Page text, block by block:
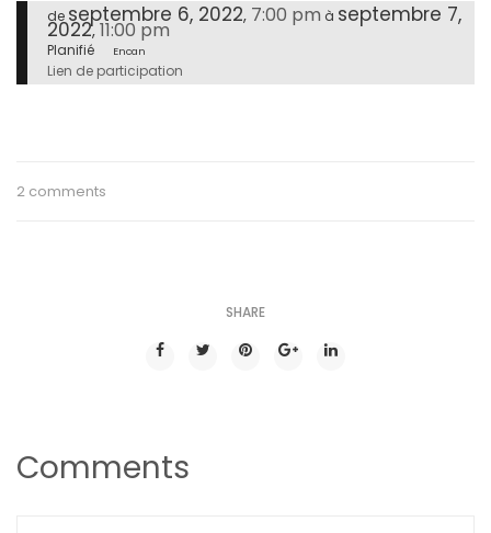
de septembre 6, 2022, 7:00 pm à septembre 7,
2022, 11:00 pm
Planifié Encan
Lien de participation
2 comments
SHARE
Comments